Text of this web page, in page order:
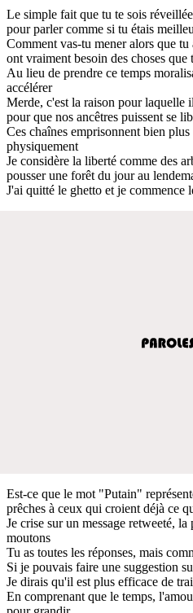
Le simple fait que tu te sois
pour parler comme si tu étais
Comment vas-tu mener alors que tu
ont vraiment besoin des choses que
Au lieu de prendre ce temps
accélérer
Merde, c'est la raison pour laquelle
pour que nos ancêtres puissent se
Ces chaînes emprisonnent bien
physiquement
Je considère la liberté comme des
pousser une forêt du jour au
J'ai quitté le ghetto et je commence
Est-ce que le mot "Putain"
prêches à ceux qui croient déjà ce
Je crise sur un message retweeté,
moutons
Tu as toutes les réponses, mais
Si je pouvais faire une suggestion
Je dirais qu'il est plus efficace de
En comprenant que le temps,